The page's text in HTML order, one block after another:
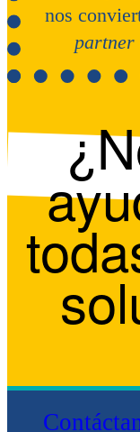
nos
partner